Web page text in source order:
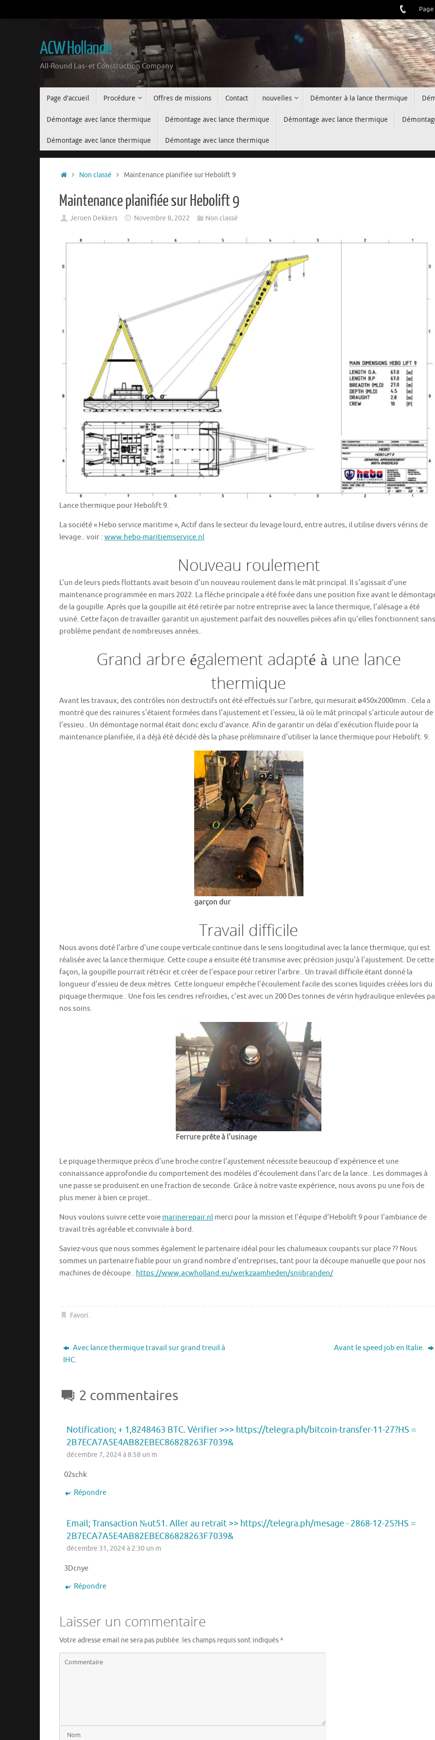
au
ACW Hollande
All-Round Las- et Construction Company
Page d'accueil Procédure Offres de missions Contact nouvelles Démonter à la lance thermique
Démontage avec lance thermique Démontage avec lance thermique Démontage avec lance thermique
Démontage avec lance thermique Démontage avec lance thermique
Accueil
Non classé Maintenance planifiée sur Hebolift 9
Maintenance planifiée sur Hebolift 9
Jeroen Dekkers Novembre 8, 2022 Non classé
Lance thermique pour Hebolift 9.
La société « Hebo service maritime », Actif dans le secteur du levage lourd, entre autres, il utilise divers vérins de
levage.. voir : www.hebo-maritiemservice.nl
Nouveau roulement
L'un de leurs pieds flottants avait besoin d'un nouveau roulement dans le mât principal. Il s'agissait d'une
maintenance programmée en mars 2022. La flèche principale a été fixée dans une position fixe avant le
de la goupille. Après que la goupille ait été retirée par notre entreprise avec la lance thermique, l'alésage a été
usiné. Cette façon de travailler garantit un ajustement parfait des nouvelles pièces afin qu'elles fonctionnent sans
problème pendant de nombreuses années..
Grand arbre également adapté à une lance
thermique
Avant les travaux, des contrôles non destructifs ont été effectués sur l'arbre, qui mesurait ø450x2000mm.. Cela a
montré que des rainures s'étaient formées dans l'ajustement et l'essieu, là où le mât principal s'articule autour de
l'essieu.. Un démontage normal était donc exclu d'avance. Afin de garantir un délai d'exécution fluide pour la
maintenance planifiée, il a déjà été décidé dès la phase préliminaire d'utiliser la lance thermique pour Hebolift. 9.
garçon dur
Travail difficile
Nous avons doté l'arbre d'une coupe verticale continue dans le sens longitudinal avec la lance thermique, qui est
réalisée avec la lance thermique. Cette coupe a ensuite été transmise avec précision jusqu'à l'ajustement. De cette
façon, la goupille pourrait rétrécir et créer de l'espace pour retirer l'arbre.. Un travail difficile étant donné la
longueur d'essieu de deux mètres. Cette longueur empêche l'écoulement facile des scories liquides créées lors du
piquage thermique.. Une fois les cendres refroidies, c'est avec un 200 Des tonnes de vérin hydraulique enlevées
nos soins.
Ferrure prête à l'usinage
Le piquage thermique précis d'une broche contre l'ajustement nécessite beaucoup d'expérience et une
connaissance approfondie du comportement des modèles d'écoulement dans l'arc de la lance.. Les dommages à
une passe se produisent en une fraction de seconde. Grâce à notre vaste expérience, nous avons pu une fois de
plus mener à bien ce projet..
Nous voulons suivre cette voie marinerepair.nl merci pour la mission et l'équipe d'Hebolift 9 pour l'ambiance de
travail très agréable et conviviale à bord.
Saviez-vous que nous sommes également le partenaire idéal pour les chalumeaux coupants sur place ?? Nous
sommes un partenaire fiable pour un grand nombre d'entreprises, tant pour la découpe manuelle que pour nos
machines de découpe.. https://www.acwholland.eu/werkzaamheden/snijbranden/
Favori.
Avec lance thermique travail sur grand treuil à
IHC.
Avant le speed job en Italie.
2 commentaires
Notification; + 1,8248463 BTC. Vérifier >>> https://telegra.ph/bitcoin-transfer-11-27?HS =
2B7ECA7A5E4AB82EBEC86828263F7039&
décembre 7, 2024 à 8:58 un m
02schk
Répondre
Email; Transaction №ut51. Aller au retrait >> https://telegra.ph/mesage - 2868-12-25?HS =
2B7ECA7A5E4AB82EBEC86828263F7039&
décembre 31, 2024 à 2:30 un m
3Dcnye
Répondre
Laisser un commentaire
Votre adresse email ne sera pas publiée. les champs requis sont indiqués*